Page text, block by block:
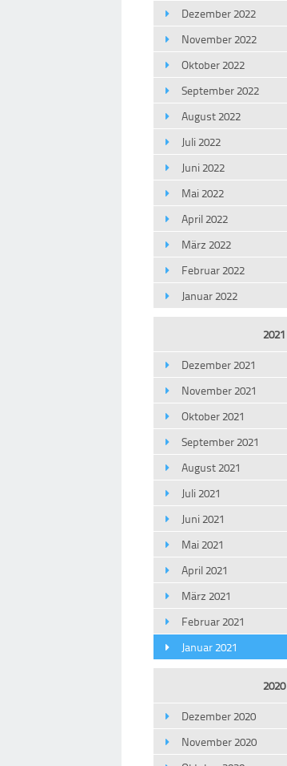
Dezember 2022
November 2022
Oktober 2022
September 2022
August 2022
Juli 2022
Juni 2022
Mai 2022
April 2022
März 2022
Februar 2022
Januar 2022
2021
Dezember 2021
November 2021
Oktober 2021
September 2021
August 2021
Juli 2021
Juni 2021
Mai 2021
April 2021
März 2021
Februar 2021
Januar 2021
2020
Dezember 2020
November 2020